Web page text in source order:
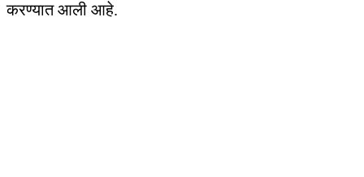
करण्यात आली आहे.